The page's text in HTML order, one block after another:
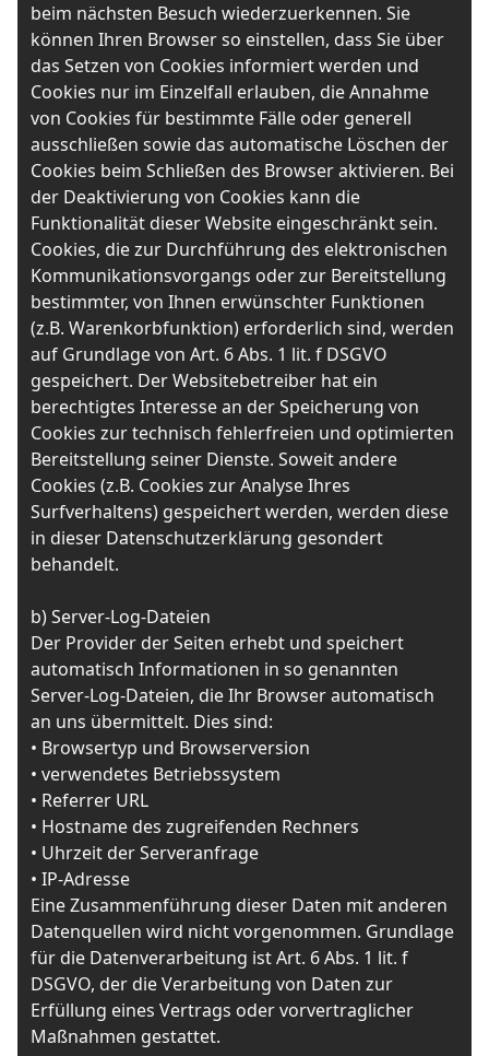
beim nächsten Besuch wiederzuerkennen. Sie
können Ihren Browser so einstellen, dass Sie über
das Setzen von Cookies informiert werden und
Cookies nur im Einzelfall erlauben, die Annahme
von Cookies für bestimmte Fälle oder generell
ausschließen sowie das automatische Löschen der
Cookies beim Schließen des Browser aktivieren. Bei
der Deaktivierung von Cookies kann die
Funktionalität dieser Website eingeschränkt sein.
Cookies, die zur Durchführung des elektronischen
Kommunikationsvorgangs oder zur Bereitstellung
bestimmter, von Ihnen erwünschter Funktionen
(z.B. Warenkorbfunktion) erforderlich sind, werden
auf Grundlage von Art. 6 Abs. 1 lit. f DSGVO
gespeichert. Der Websitebetreiber hat ein
berechtigtes Interesse an der Speicherung von
Cookies zur technisch fehlerfreien und optimierten
Bereitstellung seiner Dienste. Soweit andere
Cookies (z.B. Cookies zur Analyse Ihres
Surfverhaltens) gespeichert werden, werden diese
in dieser Datenschutzerklärung gesondert
behandelt.
b) Server-Log-Dateien
Der Provider der Seiten erhebt und speichert
automatisch Informationen in so genannten
Server-Log-Dateien, die Ihr Browser automatisch
an uns übermittelt. Dies sind:
• Browsertyp und Browserversion
• verwendetes Betriebssystem
• Referrer URL
• Hostname des zugreifenden Rechners
• Uhrzeit der Serveranfrage
• IP-Adresse
Eine Zusammenführung dieser Daten mit anderen
Datenquellen wird nicht vorgenommen. Grundlage
für die Datenverarbeitung ist Art. 6 Abs. 1 lit. f
DSGVO, der die Verarbeitung von Daten zur
Erfüllung eines Vertrags oder vorvertraglicher
Maßnahmen gestattet.